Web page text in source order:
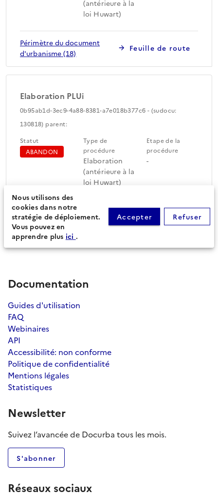
(antérieure à la
loi Huwart)
Périmètre du document
d'urbanisme (18)
Feuille de route
Elaboration PLUi
0b95ab1d-3ec9-4a88-8381-a7e018b377c6 - (sudocu:
130818) parent:
Statut
ABANDON
Type de
procédure
Elaboration
(antérieure à la
loi Huwart)
Etape de la
procédure
-
Périmètre du document
d'urbanisme (18)
Feuille de route
Documentation
Guides d'utilisation
FAQ
Webinaires
API
Accessibilité: non conforme
Politique de confidentialité
Mentions légales
Statistiques
Newsletter
Suivez l’avancée de Docurba tous les mois.
S'abonner
Réseaux sociaux
Nous utilisons des
cookies dans notre
stratégie de déploiement.
Vous pouvez en
apprendre plus ici .
Accepter Refuser